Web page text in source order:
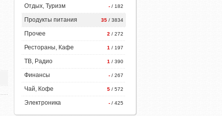
- / 182
Отдых, Туризм
35 / 3834
Продукты питания
2 / 272
Прочее
1 / 197
Рестораны, Кафе
1 / 390
ТВ, Радио
- / 267
Финансы
5 / 572
Чай, Кофе
- / 425
Электроника